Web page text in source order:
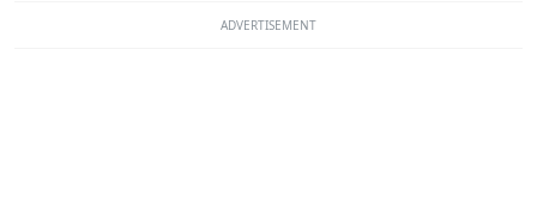
ADVERTISEMENT